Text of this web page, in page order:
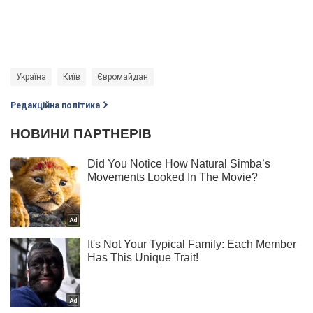
Україна Київ Євромайдан
Редакційна політика